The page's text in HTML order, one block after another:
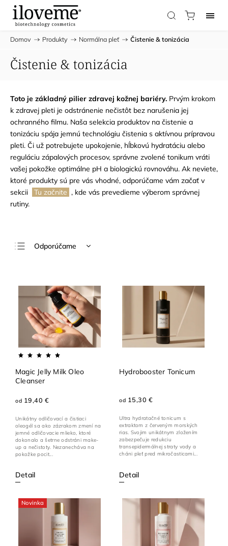
Domov / Produkty / Normálna pleť / Čistenie & tonizácia
Čistenie & tonizácia
Toto je základný pilier zdravej kožnej bariéry. Prvým krokom
k zdravej pleti je odstránenie nečistôt bez narušenia jej
ochranného filmu. Naša selekcia produktov na čistenie a
tonizáciu spája jemnú technológiu čistenia s aktívnou prípravou
pleti. Či už potrebujete upokojenie, hĺbkovú hydratáciu alebo
reguláciu zápalových procesov, správne zvolené tonikum vráti
vašej pokožke optimálne pH a biologickú rovnováhu. Ak neviete,
ktoré produkty sú pre vás vhodné, odporúčame vám začať v
sekcii
Tu začnite , kde vás prevedieme výberom správnej
rutiny.
Odporúčame
Najpredávanejšie
Abecedne
Magic Jelly Milk Oleo
Cleanser
od 19,40 €
Detail
Unikátny odličovací a čistiaci
oleogél sa ako zázrakom zmení na
jemné odličovacie mlieko, ktoré
dokonalo a šetrne odstráni make-
up a nečistoty. Nezanecháva na
pokožke pocit...
Hydrobooster Tonicum
od 15,30 €
Detail
Ultra hydratačné tonicum s
extraktom z červeným morských
rias. Svojim unikátnym zložením
zabezpečuje redukciu
transepidermálnej straty vody a
cháni pleť pred mikročasticami...
Novinka